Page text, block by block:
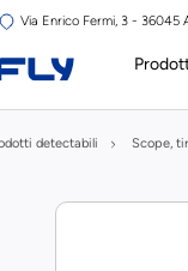
Via Enrico Fermi, 3 - 36045
detectabili Scope,